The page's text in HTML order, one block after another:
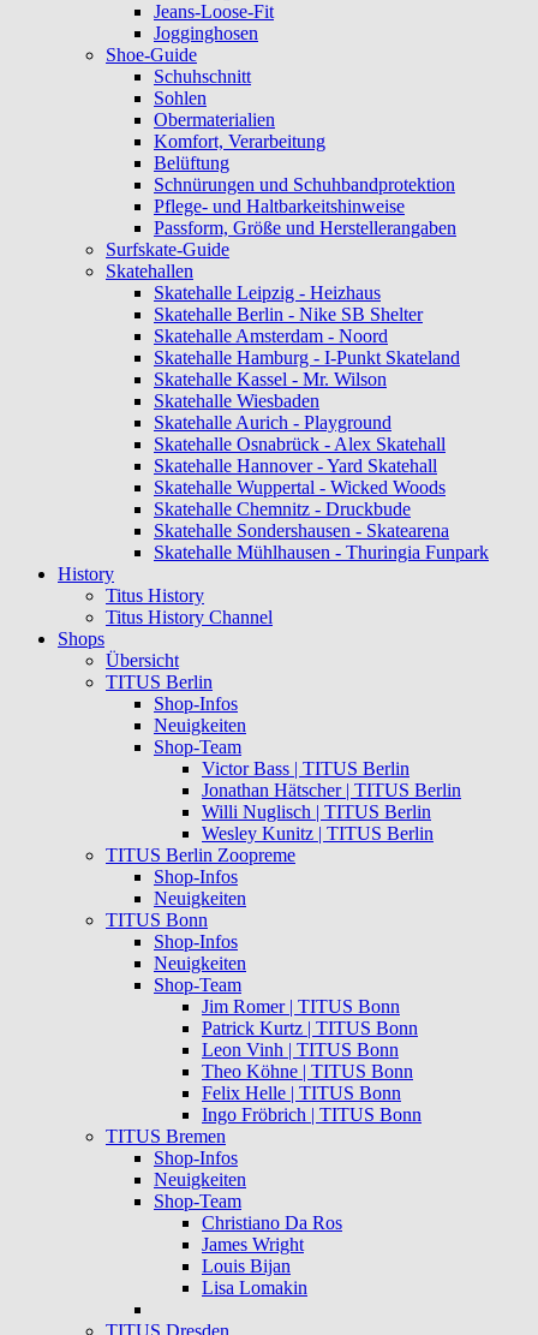
Jeans-Loose-Fit
Jogginghosen
Shoe-Guide
Schuhschnitt
Sohlen
Obermaterialien
Komfort, Verarbeitung
Belüftung
Schnürungen und Schuhbandprotektion
Pflege- und Haltbarkeitshinweise
Passform, Größe und Herstellerangaben
Surfskate-Guide
Skatehallen
Skatehalle Leipzig - Heizhaus
Skatehalle Berlin - Nike SB Shelter
Skatehalle Amsterdam - Noord
Skatehalle Hamburg - I-Punkt Skateland
Skatehalle Kassel - Mr. Wilson
Skatehalle Wiesbaden
Skatehalle Aurich - Playground
Skatehalle Osnabrück - Alex Skatehall
Skatehalle Hannover - Yard Skatehall
Skatehalle Wuppertal - Wicked Woods
Skatehalle Chemnitz - Druckbude
Skatehalle Sondershausen - Skatearena
Skatehalle Mühlhausen - Thuringia Funpark
History
Titus History
Titus History Channel
Shops
Übersicht
TITUS Berlin
Shop-Infos
Neuigkeiten
Shop-Team
Victor Bass | TITUS Berlin
Jonathan Hätscher | TITUS Berlin
Willi Nuglisch | TITUS Berlin
Wesley Kunitz | TITUS Berlin
TITUS Berlin Zoopreme
Shop-Infos
Neuigkeiten
TITUS Bonn
Shop-Infos
Neuigkeiten
Shop-Team
Jim Romer | TITUS Bonn
Patrick Kurtz | TITUS Bonn
Leon Vinh | TITUS Bonn
Theo Köhne | TITUS Bonn
Felix Helle | TITUS Bonn
Ingo Fröbrich | TITUS Bonn
TITUS Bremen
Shop-Infos
Neuigkeiten
Shop-Team
Christiano Da Ros
James Wright
Louis Bijan
Lisa Lomakin